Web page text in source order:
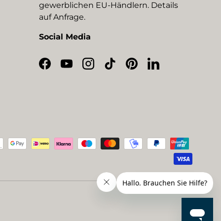
gewerblichen EU-Händlern. Details
auf Anfrage.
Social Media
Facebook
YouTubeInstagram
TikTokPinterestLinkedIn